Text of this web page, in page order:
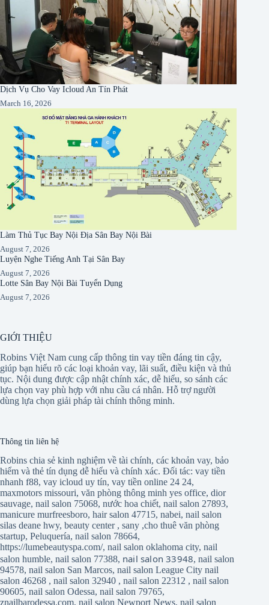
Dịch Vụ Cho Vay Icloud An Tín Phát
March 16, 2026
Làm Thủ Tục Bay Nội Địa Sân Bay Nội Bài
August 7, 2026
Luyện Nghe Tiếng Anh Tại Sân Bay
August 7, 2026
Lotte Sân Bay Nội Bài Tuyển Dụng
August 7, 2026
GIỚI THIỆU
Robins Việt Nam cung cấp thông tin vay tiền đáng tin cậy,
giúp bạn hiểu rõ các loại khoản vay, lãi suất, điều kiện và thủ
tục. Nội dung được cập nhật chính xác, dễ hiểu, so sánh các
lựa chọn vay phù hợp với nhu cầu cá nhân. Hỗ trợ người
dùng lựa chọn giải pháp tài chính thông minh.
Thông tin liên hệ
Robins chia sẻ kinh nghiệm về tài chính, các khoản vay, bảo
hiểm và thẻ tín dụng dễ hiểu và chính xác. Đối tác: vay tiền
nhanh f88, vay icloud uy tín, vay tiền online 24 24,
maxmotors missouri, văn phòng thông minh yes office, dior
sauvage, nail salon 75068, nước hoa chiết, nail salon 27893,
manicure murfreesboro, hair salon 47715, nabei, nail salon
silas deane hwy, beauty center, sany ,cho thuê văn phòng
startup, Peluquería, nail salon 78664,
https://lumebeautyspa.com/, nail salon oklahoma city, nail
salon humble, nail salon 77388, nail salon 33948,nail salon
94578, nail salon San Marcos, nail salon League City nail
salon 46268 , nail salon 32940 , nail salon 22312 , nail salon
90605, nail salon Odessa, nail salon 79765,
znailbarodessa.com, nail salon Newport News, nail salon